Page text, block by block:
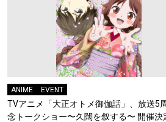
ANIME EVENT
TVアニメ「大正オトメ御伽話」、放送5
念トークショー〜久闊を叙する〜 開催決